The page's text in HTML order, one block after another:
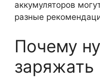
аккумуляторов
разные
Почему
заряжать